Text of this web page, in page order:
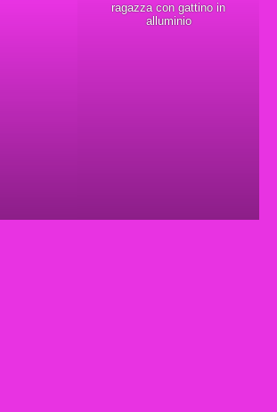
ragazza con gattino in
alluminio